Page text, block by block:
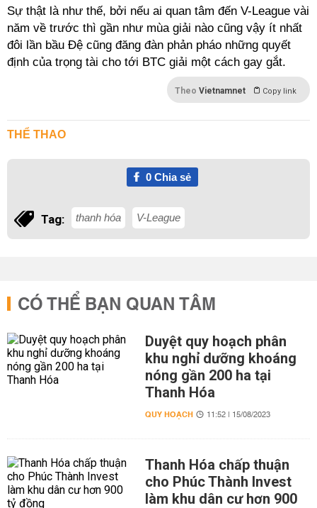
Sự thật là như thế, bởi nếu ai quan tâm đến V-League vài
năm về trước thì gần như mùa giải nào cũng vậy ít nhất
đôi lần bầu Đệ cũng đăng đàn phản pháo những quyết
định của trọng tài cho tới BTC giải một cách gay gắt.
Theo Vietnamnet Copy link
THỂ THAO
0Chia sẻ
Tag: thanh hóa V-League
CÓ THỂ BẠN QUAN TÂM
Duyệt quy hoạch phân
khu nghỉ dưỡng khoáng
nóng gần 200 ha tại
Thanh Hóa
QUY HOẠCH 11:52 | 15/08/2023
Thanh Hóa chấp thuận
cho Phúc Thành Invest
làm khu dân cư hơn 900